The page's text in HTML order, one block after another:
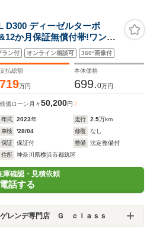
ディーゼルターボ
か月保証無償付帯!ワンオ
アイボリーレザー エアサス
クAW サイドステップ 車検
ルドハイブリッド
ラン付 オンライン相談可 360°画像付
支払総額
719万円
本体価格
699.0万円
残価ローン 月々50,200円
年式 2023年 走行 2.5万km
車検
'28/04 修復
なし
保証
保証付 整備
法定整備付
住所
神奈川県横浜市都筑区
庫確認・見積依頼
電話する
レンデ専門店 Ｇ ｃｌａｓｓ